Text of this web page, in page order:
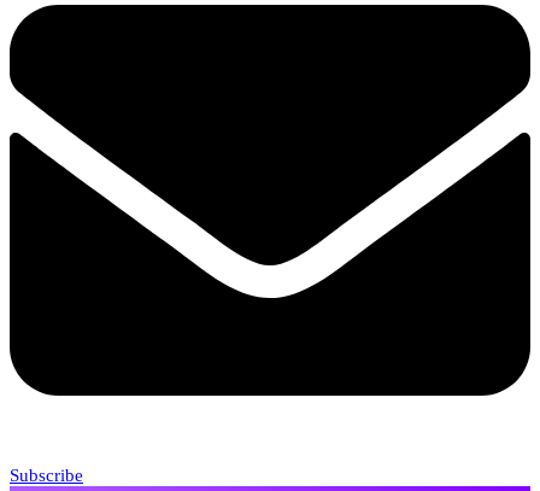
Subscribe